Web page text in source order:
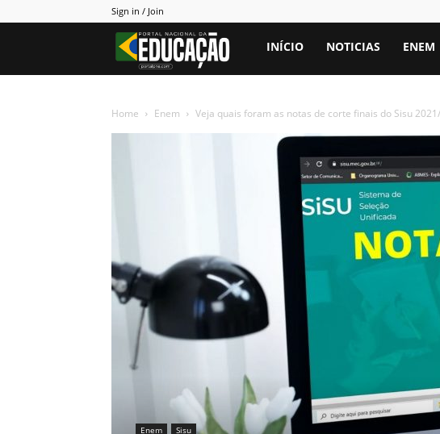
Sign in / Join
Portal
INÍCIO NOTICIAS ENEM
Home Enem Veja quais foram as notas de corte finais do Sisu
Enem Sisu